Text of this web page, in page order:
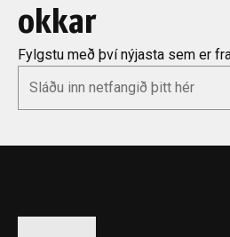
okkar
Fylgstu með því nýjasta sem er